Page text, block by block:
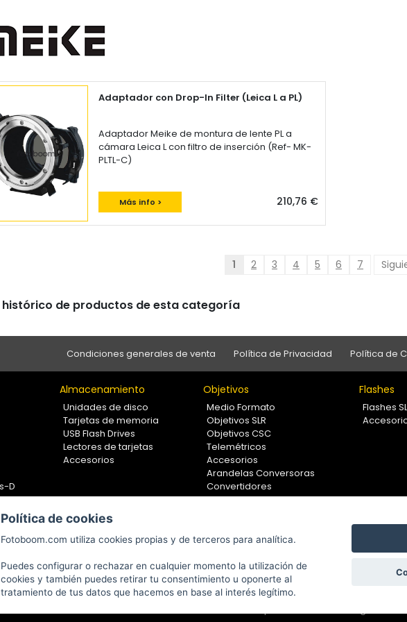
Adaptador con Drop-In Filter (Leica L a PL)
Adaptador Meike de montura de lente PL a
cámara Leica L con filtro de inserción (Ref- MK-
PLTL-C)
Más info > 210,76 €
1 2 3 4 5 6 7
histórico de productos de esta categoría
Condiciones generales de venta Política de Privacidad Política de
D
Almacenamiento
Unidades de disco
Tarjetas de memoria
USB Flash Drives
Lectores de tarjetas
Accesorios
Objetivos
Medio Formato
Objetivos SLR
Objetivos CSC
Telemétricos
Accesorios
Arandelas Conversoras
Convertidores
Filtros
Flashes
Flashes
Copyright © 2001-2024, Fotoboom, Fotonet, S.L. CIF. B-83430587
C/ San Romualdo Nº26 - 28037 Madrid - España
cliente: 91 375 78 88 - 91 375 78 89 Fax: 91 304 28 94. Cualquier comentario o
Política de cookies
Fotoboom.com utiliza cookies propias y de terceros para analítica.
Puedes configurar o rechazar en cualquier momento la utilización de
cookies y también puedes retirar tu consentimiento u oponerte al
tratamiento de tus datos que hacemos en base al interés legítimo.